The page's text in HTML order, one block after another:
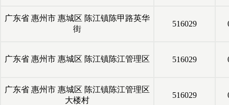
广东省 惠州市 惠城区 陈江镇陈甲路英华
街
516029
广东省 惠州市 惠城区 陈江镇陈江管理区 516029
广东省 惠州市 惠城区 陈江镇陈江管理区
大楼村
516029